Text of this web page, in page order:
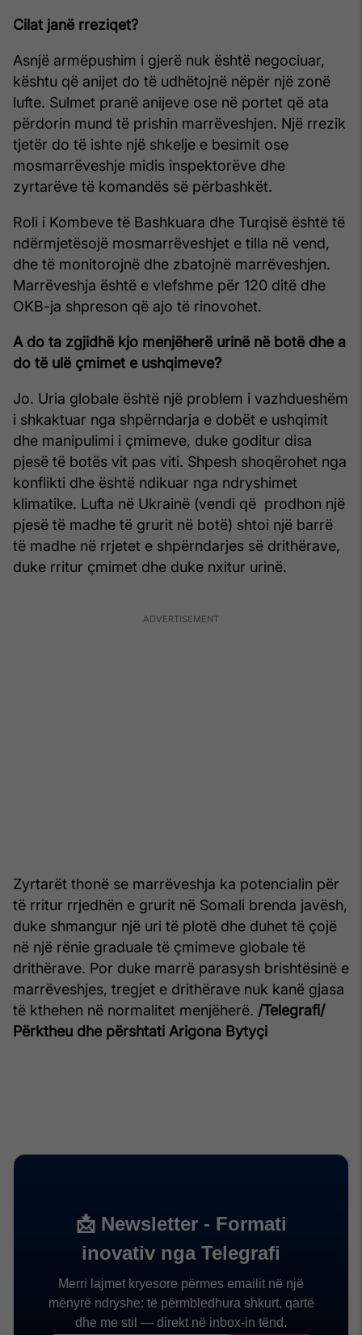
Cilat janë rreziqet?
Asnjë armëpushim i gjerë nuk është negociuar,
kështu që anijet do të udhëtojnë nëpër një zonë
lufte. Sulmet pranë anijeve ose në portet që ata
përdorin mund të prishin marrëveshjen. Një rrezik
tjetër do të ishte një shkelje e besimit ose
mosmarrëveshje midis inspektorëve dhe
zyrtarëve të komandës së përbashkët.
Roli i Kombeve të Bashkuara dhe Turqisë është të
ndërmjetësojë mosmarrëveshjet e tilla në vend,
dhe të monitorojnë dhe zbatojnë marrëveshjen.
Marrëveshja është e vlefshme për 120 ditë dhe
OKB-ja shpreson që ajo të rinovohet.
A do ta zgjidhë kjo menjëherë urinë në botë dhe a
do të ulë çmimet e ushqimeve?
Jo. Uria globale është një problem i vazhdueshëm
i shkaktuar nga shpërndarja e dobët e ushqimit
dhe manipulimi i çmimeve, duke goditur disa
pjesë të botës vit pas viti. Shpesh shoqërohet nga
konflikti dhe është ndikuar nga ndryshimet
klimatike. Lufta në Ukrainë (vendi që prodhon një
pjesë të madhe të grurit në botë) shtoi një barrë
të madhe në rrjetet e shpërndarjes së drithërave,
duke rritur çmimet dhe duke nxitur urinë.
Zyrtarët thonë se marrëveshja ka potencialin për
të rritur rrjedhën e grurit në Somali brenda javësh,
duke shmangur një uri të plotë dhe duhet të çojë
në një rënie graduale të çmimeve globale të
drithërave. Por duke marrë parasysh brishtësinë e
marrëveshjes, tregjet e drithërave nuk kanë gjasa
të kthehen në normalitet menjëherë. /Telegrafi/
Përktheu dhe përshtati Arigona Bytyçi